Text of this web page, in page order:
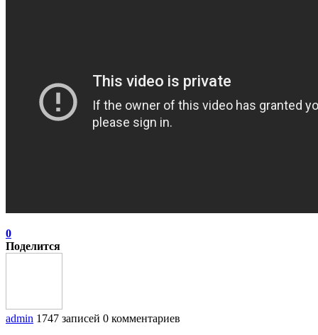
0
Поделится
admin 1747 записей 0 комментариев